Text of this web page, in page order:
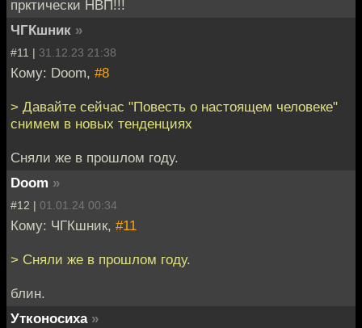
прктически НВП!!!
ЧГКшник »
#11 | 31.12.23 21:38
Кому: Doom, #8
> Давайте сейчас "Повесть о настоящем человеке"
снимем в новых тенденциях
Сняли же в прошлом году.
Doom »
#12 | 01.01.24 00:34
Кому: ЧГКшник, #11
> Сняли же в прошлом году.
блин.
Утконосиха »